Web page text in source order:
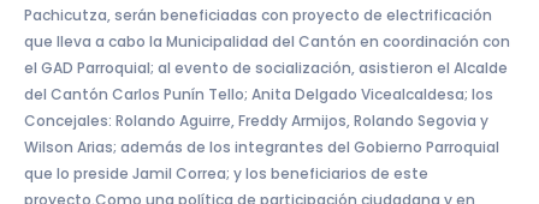
Pachicutza, serán beneficiadas con proyecto de electrificación
que lleva a cabo la Municipalidad del Cantón en coordinación con
el GAD Parroquial; al evento de socialización, asistieron el Alcalde
del Cantón Carlos Punín Tello; Anita Delgado Vicealcaldesa; los
Concejales: Rolando Aguirre, Freddy Armijos, Rolando Segovia y
Wilson Arias; además de los integrantes del Gobierno Parroquial
que lo preside Jamil Correa; y los beneficiarios de este
proyecto.Como una política de participación ciudadana y en